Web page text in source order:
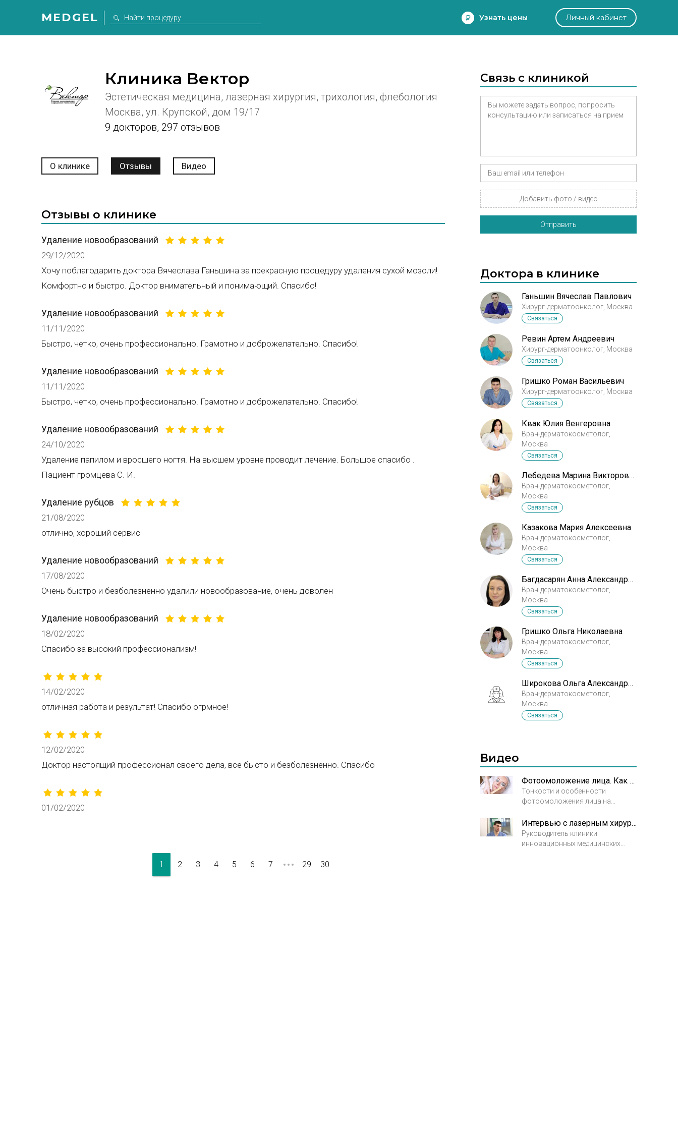
MEDGEL Узнать цены Личный кабинет
Клиника Вектор
Эстетическая медицина, лазерная хирургия, трихология, флебология
Москва, ул. Крупской, дом 19/17
9 докторов, 297 отзывов
О клинике Отзывы Видео
Отзывы о клинике
Удаление новообразований
29/12/2020
Хочу поблагодарить доктора Вячеслава Ганьшина за прекрасную процедуру удаления сухой мозоли!
Комфортно и быстро. Доктор внимательный и понимающий. Спасибо!
Удаление новообразований
11/11/2020
Быстро, четко, очень профессионально. Грамотно и доброжелательно. Спасибо!
Удаление новообразований
11/11/2020
Быстро, четко, очень профессионально. Грамотно и доброжелательно. Спасибо!
Удаление новообразований
24/10/2020
Удаление папилом и вросшего ногтя. На высшем уровне проводит лечение. Большое спасибо .
Пациент громцева С. И.
Удаление рубцов
21/08/2020
отлично, хороший сервис
Удаление новообразований
17/08/2020
Очень быстро и безболезненно удалили новообразование, очень доволен
Удаление новообразований
18/02/2020
Спасибо за высокий профессионализм!
14/02/2020
отличная работа и результат! Спасибо огрмное!
12/02/2020
Доктор настоящий профессионал своего дела, все бысто и безболезненно. Спасибо
01/02/2020
1 2 3 4 5 6 7 29 30
Связь с клиникой
Добавить фото / видео
Отправить
Доктора в клинике
Ганьшин Вячеслав Павлович
Хирург-дерматоонколог, Москва
Связаться
Ревин Артем Андреевич
Хирург-дерматоонколог, Москва
Связаться
Гришко Роман Васильевич
Хирург-дерматоонколог, Москва
Связаться
Квак Юлия Венгеровна
Врач-дерматокосметолог,
Москва
Связаться
Лебедева Марина Викторовна
Врач-дерматокосметолог,
Москва
Связаться
Казакова Мария Алексеевна
Врач-дерматокосметолог,
Москва
Связаться
Багдасарян Анна Александровна
Врач-дерматокосметолог,
Москва
Связаться
Гришко Ольга Николаевна
Врач-дерматокосметолог,
Москва
Связаться
Широкова Ольга Александровна
Врач-дерматокосметолог,
Москва
Связаться
Видео
Фотоомоложение лица. Как меняется кожа
Тонкости и особенности
фотоомоложения лица на
проходит процедура и как влияет
на состояние кожи
фотоомоложение.
Интервью с лазерным хирургом Гришко Романом Васильевичем
Руководитель клиники
инновационных медицинских